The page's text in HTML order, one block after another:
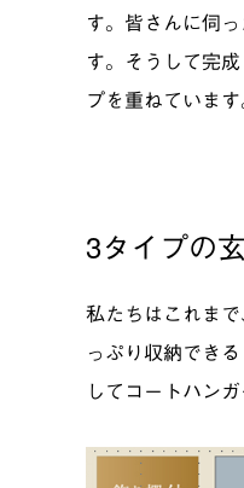
す。皆さんに伺
す。そうして完
プを重ねていま
3タイプの
私たちはこれま
っぷり収納でき
してコートハン